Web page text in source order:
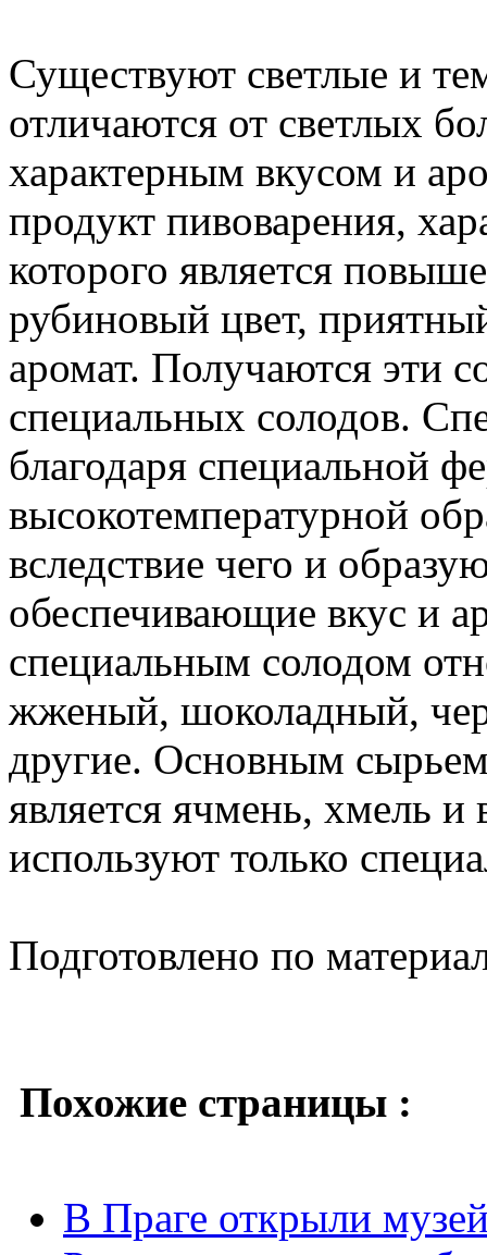
Существуют светлые и
отличаются от светлых
характерным вкусом и
продукт пивоварения,
которого является
рубиновый цвет,
аромат. Получаются эти
специальных солодов.
благодаря специальной
высокотемпературной
вследствие чего и
обеспечивающие вкус и
специальным солодом
жженый, шоколадный,
другие. Основным
является ячмень, хмель
используют только
Подготовлено по
Похожие страницы :
В Праге открыли